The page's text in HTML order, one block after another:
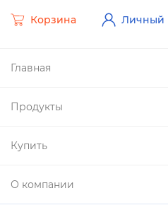
Главная
Продукты
Купить
О компании
Корзина Личный